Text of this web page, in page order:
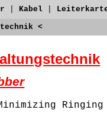
Kabel
<